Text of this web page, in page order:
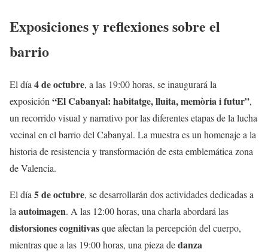
Exposiciones y reflexiones sobre el
barrio
El día 4 de octubre, a las 19:00 horas, se inaugurará la
exposición “El Cabanyal: habitatge, lluita, memòria i futur”,
un recorrido visual y narrativo por las diferentes etapas de la lucha
vecinal en el barrio del Cabanyal. La muestra es un homenaje a la
historia de resistencia y transformación de esta emblemática zona
de Valencia.
El día 5 de octubre, se desarrollarán dos actividades dedicadas a
la autoimagen. A las 12:00 horas, una charla abordará las
distorsiones cognitivasque afectan la percepción del cuerpo,
mientras que a las 19:00 horas, una pieza dedanza